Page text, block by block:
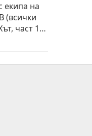
екипа на
(всички
част 1